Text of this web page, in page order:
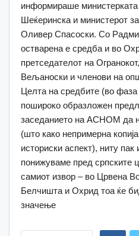
информираше
Шеќеринска и министерот
Оливер Спасоски. Со
остварена е средба и во
претседателот на
Вељаноски и членови на
Целта на средбите (во фаза
пошироко образложен
заседанието на АСНОМ да
(што како непримерна
историски аспект), ниту
понижуваме пред српските
самиот извор – во Црвена
Белчишта и Охрид тоа ќе
значење